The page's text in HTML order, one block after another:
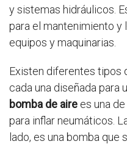
y sistemas hidráulicos.
para el mantenimiento y
equipos y maquinarias.
Existen diferentes tipos
cada una diseñada para
bomba de aire es una
para inflar neumáticos.
lado, es una bomba